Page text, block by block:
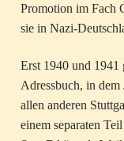
Promotion im Fach
sie in Nazi-
Erst 1940 und 1941
Adressbuch, in
allen anderen
einem separaten